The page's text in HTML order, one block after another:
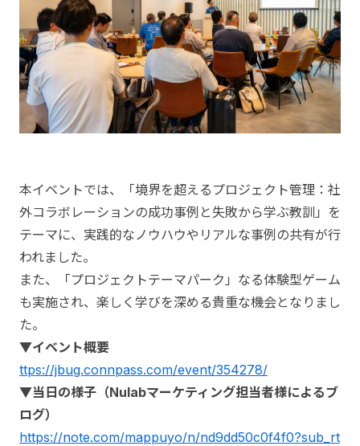
本イベントでは、「境界を超えるプロジェクト管理：社
外コラボレーションの成功事例と失敗から学ぶ教訓」を
テーマに、実践的なノウハウやリアルな事例の共有が行
われました。
また、「プロジェクトテーマパーク」なる体験型ゲーム
も実施され、楽しく学びを深める貴重な機会となりまし
た。
▼イベント概要
ttps://jbug.connpass.com/event/354278/
▼当日の様子（Nulabマーケティング担当者様によるブ
ログ）
https://note.com/mappuyo/n/nd9dd50c0f4f0?sub_rt